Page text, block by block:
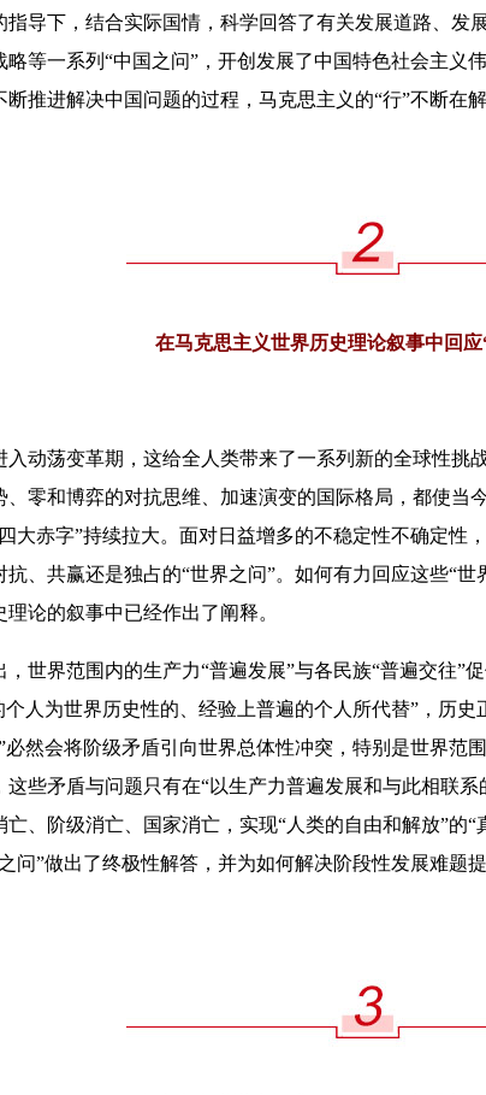
指导下，结合实际国情，科学回答了有关发展道路、发
略等一系列“中国之问”，开创发展了中国特色社会主义
推进解决中国问题的过程，马克思主义的“行”不断在
在马克思主义世界历史理论叙事中回
荡变革期，这给全人类带来了一系列新的全球性挑
、零和博弈的对抗思维、加速演变的国际格局，都使当
大赤字”持续拉大。面对日益增多的不稳定性不确定性
抗、共赢还是独占的“世界之问”。如何有力回应这些“
理论的叙事中已经作出了阐释。
界范围内的生产力“普遍发展”与各民族“普遍交往”
个人为世界历史性的、经验上普遍的个人所代替”，历
必然会将阶级矛盾引向世界总体性冲突，特别是世界范
这些矛盾与问题只有在“以生产力普遍发展和与此相联
亡、阶级消亡、国家消亡，实现“人类的自由和解放”的
问”做出了终极性解答，并为如何解决阶段性发展难题提